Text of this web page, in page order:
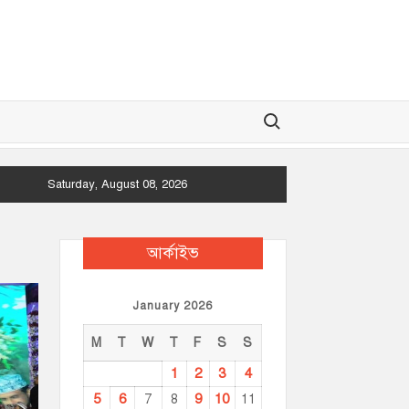
Search for:
Saturday, August 08, 2026
আর্কাইভ
January 2026
M T W T F S S
1 2 3
4
5
6 7 8 9 10 11